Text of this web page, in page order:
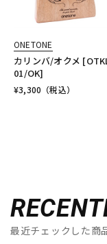
ONETONE
カリンバ/オクメ
01/OK]
¥3,300 （税込）
最近チェックした商